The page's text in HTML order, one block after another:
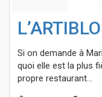
L’ARTIBLO
Si on demande à
quoi elle est la plus
propre restaurant...